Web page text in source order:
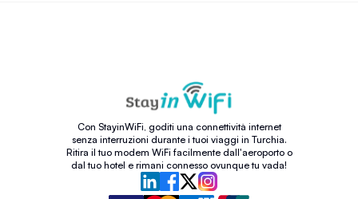
Con StayinWiFi, goditi una connettività internet
senza interruzioni durante i tuoi viaggi in Turchia.
Ritira il tuo modem WiFi facilmente dall'aeroporto o
dal tuo hotel e rimani connesso ovunque tu vada!